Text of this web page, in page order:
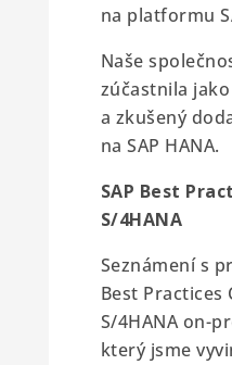
na platformu
Naše
zúčastnila
a zkušený
na SAP HANA.
SAP Best
S/4HANA
Seznámení s
Best Practices
S/4HANA on-
který jsme